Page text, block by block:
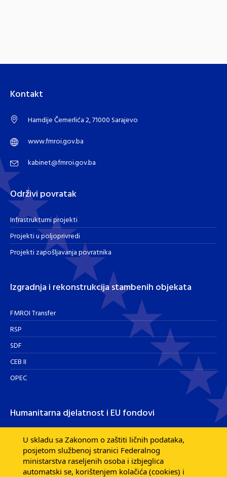
Kontakt
Hamdije Čemerlića 2, 71000 Sarajevo
www.fmroi.gov.ba
kabinet@fmroi.gov.ba
Održivi povratak
Infrastrukturni projekti
Projekti u poljoprivredi
Projekti zapošljavanja povratnika
Izgradnja i rekonstrukcija stambenih objekata
FMROI Transfer
RSP
SDF
CEB II
OPEC
Humanitarna djelatnost i EU fondovi
Humanitarna djelatnost
Razvojna pomoć EU fondova
Dijaspora
U skladu sa Zakonom o zaštiti ličnih podataka,
posjetom službenoj stranici Federalnog
ministarstva raseljenih osoba i izbjeglica
automatski se, korištenjem kolačića (cookies) i